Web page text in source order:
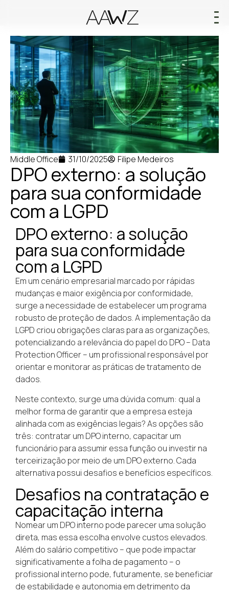
Middle Office 31/10/2025 Filipe Medeiros
DPO externo: a solução
para sua conformidade
com a LGPD
DPO externo: a solução
para sua conformidade
com a LGPD
Em um cenário empresarial marcado por rápidas
mudanças e maior exigência por conformidade,
surge a necessidade de estabelecer um programa
robusto de proteção de dados. A implementação da
LGPD criou obrigações claras para as organizações,
potencializando a relevância do papel do DPO – Data
Protection Officer – um profissional responsável por
orientar e monitorar as práticas de tratamento de
dados.
Neste contexto, surge uma dúvida comum: qual a
melhor forma de garantir que a empresa esteja
alinhada com as exigências legais? As opções são
três: contratar um DPO interno, capacitar um
funcionário para assumir essa função ou investir na
terceirização por meio de um DPO externo. Cada
alternativa possui desafios e benefícios específicos.
Desafios na contratação e
capacitação interna
Nomear um DPO interno pode parecer uma solução
direta, mas essa escolha envolve custos elevados.
Além do salário competitivo – que pode impactar
significativamente a folha de pagamento – o
profissional interno pode, futuramente, se beneficiar
de estabilidade e autonomia em detrimento da